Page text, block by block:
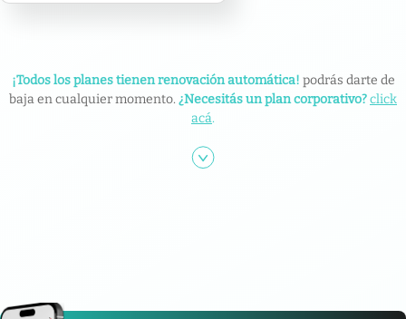
¡Todos los planes tienen renovación automática! podrás darte de
baja en cualquier momento. ¿Necesitás un plan corporativo?click
acá.